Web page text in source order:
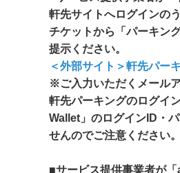
軒先サイトへログインの
チケットから「パーキン
提示ください。
＜外部サイト＞軒先パー
※ご入力いただくメール
軒先パーキングのログイ
Wallet」のログインID・
せんのでご注意ください。
■サービス提供事業者が